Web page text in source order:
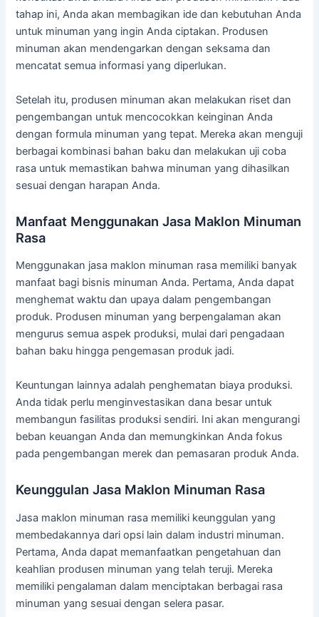
tahap ini, Anda akan membagikan ide dan kebutuhan Anda
untuk minuman yang ingin Anda ciptakan. Produsen
minuman akan mendengarkan dengan seksama dan
mencatat semua informasi yang diperlukan.
Setelah itu, produsen minuman akan melakukan riset dan
pengembangan untuk mencocokkan keinginan Anda
dengan formula minuman yang tepat. Mereka akan menguji
berbagai kombinasi bahan baku dan melakukan uji coba
rasa untuk memastikan bahwa minuman yang dihasilkan
sesuai dengan harapan Anda.
Manfaat Menggunakan Jasa Maklon Minuman
Rasa
Menggunakan jasa maklon minuman rasa memiliki banyak
manfaat bagi bisnis minuman Anda. Pertama, Anda dapat
menghemat waktu dan upaya dalam pengembangan
produk. Produsen minuman yang berpengalaman akan
mengurus semua aspek produksi, mulai dari pengadaan
bahan baku hingga pengemasan produk jadi.
Keuntungan lainnya adalah penghematan biaya produksi.
Anda tidak perlu menginvestasikan dana besar untuk
membangun fasilitas produksi sendiri. Ini akan mengurangi
beban keuangan Anda dan memungkinkan Anda fokus
pada pengembangan merek dan pemasaran produk Anda.
Keunggulan Jasa Maklon Minuman Rasa
Jasa maklon minuman rasa memiliki keunggulan yang
membedakannya dari opsi lain dalam industri minuman.
Pertama, Anda dapat memanfaatkan pengetahuan dan
keahlian produsen minuman yang telah teruji. Mereka
memiliki pengalaman dalam menciptakan berbagai rasa
minuman yang sesuai dengan selera pasar.